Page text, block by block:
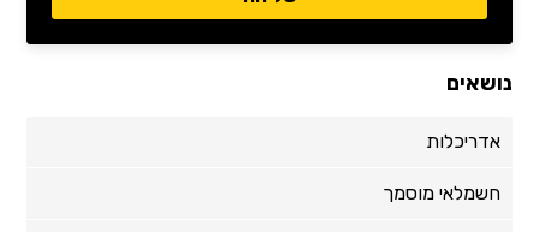
נושאים
אדריכלות
חשמלאי מוסמך